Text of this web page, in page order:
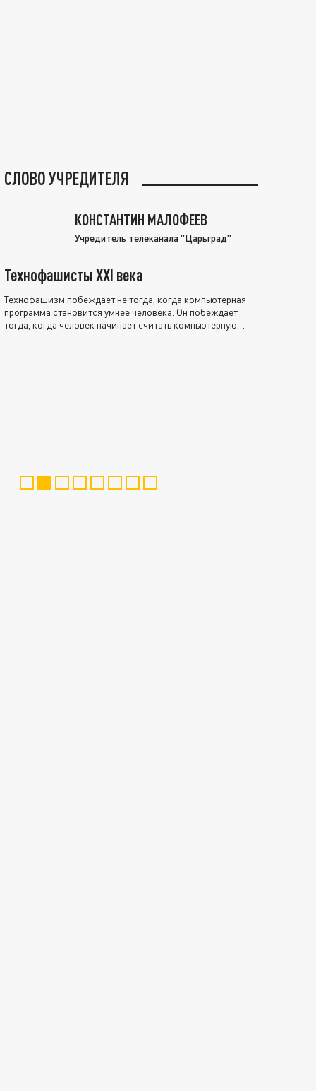
СЛОВО УЧРЕДИТЕЛЯ
КОНСТАНТИН МАЛОФЕЕВ
Учредитель телеканала "Царьград"
Технофашисты XXI века
Технофашизм побеждает не тогда, когда компьютерная
программа становится умнее человека. Он побеждает
тогда, когда человек начинает считать компьютерную